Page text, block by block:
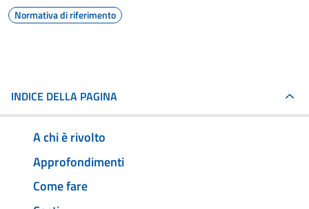
Normativa di riferimento
INDICE DELLA PAGINA
A chi è rivolto
Approfondimenti
Come fare